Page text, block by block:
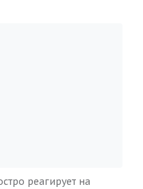
реагирует на